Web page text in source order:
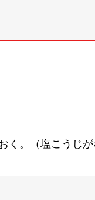
く。（塩こうじ